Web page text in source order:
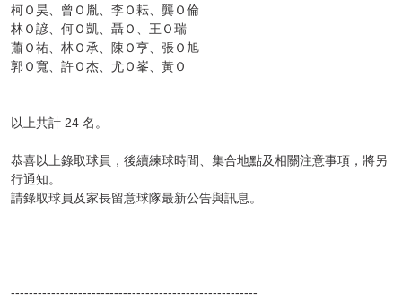
柯Ｏ昊、曾Ｏ胤、李Ｏ耘、龔Ｏ倫
林Ｏ諺、何Ｏ凱、聶Ｏ、王Ｏ瑞
蕭Ｏ祐、林Ｏ承、陳Ｏ亨、張Ｏ旭
郭Ｏ寬、許Ｏ杰、尤Ｏ峯、黃Ｏ
以上共計 24 名。
恭喜以上錄取球員，後續練球時間、集合地點及相關注意事項，將另
行通知。
請錄取球員及家長留意球隊最新公告與訊息。
-------------------------------------------------------